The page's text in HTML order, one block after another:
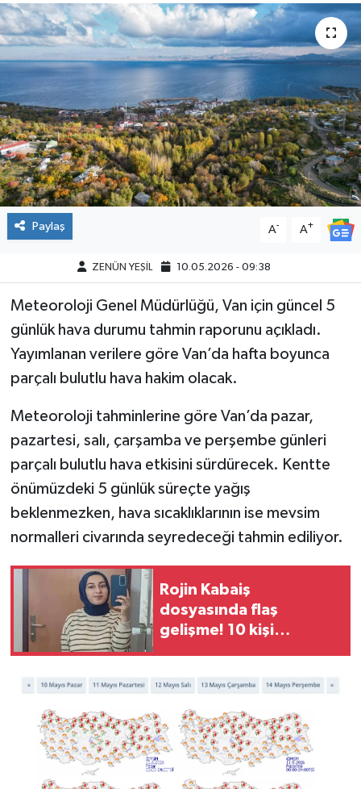
Paylaş A- A+
ZENÜN YEŞİL 10.05.2026 - 09:38
Meteoroloji Genel Müdürlüğü, Van için güncel 5
günlük hava durumu tahmin raporunu açıkladı.
Yayımlanan verilere göre Van’da hafta boyunca
parçalı bulutlu hava hakim olacak.
Meteoroloji tahminlerine göre Van’da pazar,
pazartesi, salı, çarşamba ve perşembe günleri
parçalı bulutlu hava etkisini sürdürecek. Kentte
önümüzdeki 5 günlük süreçte yağış
beklenmezken, hava sıcaklıklarının ise mevsim
normalleri civarında seyredeceği tahmin ediliyor.
Rojin Kabaiş
dosyasında flaş
gelişme! 10 kişi